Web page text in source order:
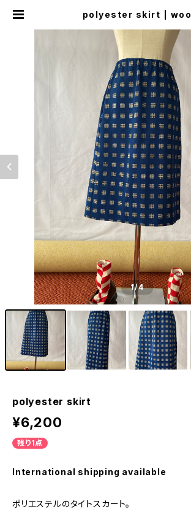
polyester skirt | woo
1/4
polyester skirt
¥6,200
残り1点
International shipping available
ポリエステルのタイトスカート。